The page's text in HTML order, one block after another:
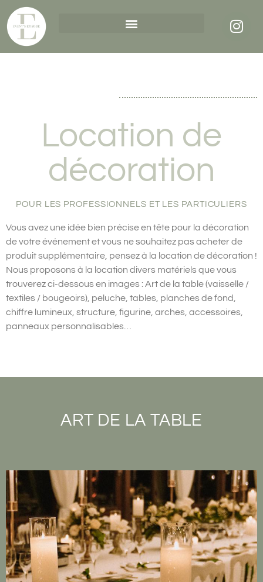
Location de
décoration
POUR LES PROFESSIONNELS ET LES PARTICULIERS
Vous avez une idée bien précise en tête pour la décoration
de votre événement et vous ne souhaitez pas acheter de
produit supplémentaire, pensez à la location de décoration !
Nous proposons à la location divers matériels que vous
trouverez ci-dessous en images : Art de la table (vaisselle /
textiles / bougeoirs), peluche, tables, planches de fond,
chiffre lumineux, structure, figurine, arches, accessoires,
panneaux personnalisables…
ART DE LA TABLE